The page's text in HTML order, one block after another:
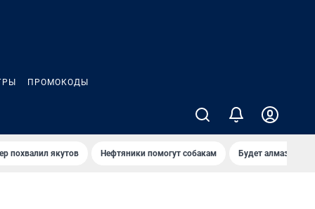
ПРОМОКОДЫ
похвалил якутов Нефтяники помогут собакам Будет алмазный